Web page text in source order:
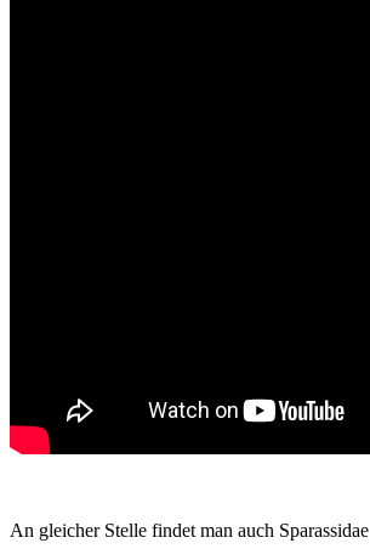
An gleicher Stelle findet man auch Sparassidae